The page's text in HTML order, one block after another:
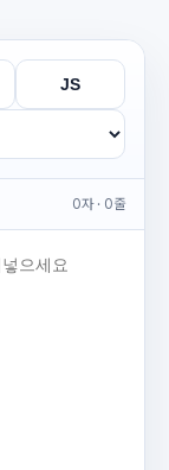
JS
0자 · 0줄